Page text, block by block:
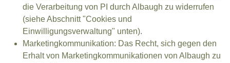
die Verarbeitung von PI durch Albaugh zu widerrufen
(siehe Abschnitt "Cookies und
Einwilligungsverwaltung" unten).
Marketingkommunikation: Das Recht, sich gegen den
Erhalt von Marketingkommunikationen von Albaugh zu